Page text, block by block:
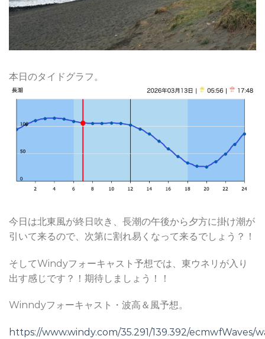
本日のタイドグラフ。
今日は北東風が終日吹き、長潮の午後から夕方に掛け潮が
引いて来るので、次第に割れ易くなって来るでしょう？！
そしてWindyフォーキャスト予想では、東ウネリが入り
出す感じです？！期待しましょう！！
Winndyフォーキャスト・波高＆風予想。
https://www.windy.com/35.291/139.392/ecmwfWaves/